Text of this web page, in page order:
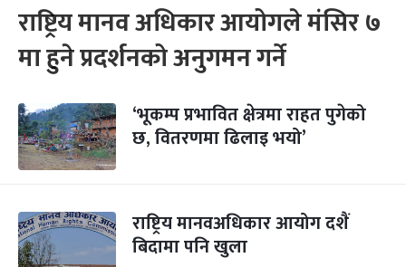
राष्ट्रिय मानव अधिकार आयोगले मंसिर ७
मा हुने प्रदर्शनको अनुगमन गर्ने
‘भूकम्प प्रभावित क्षेत्रमा राहत पुगेको
छ, वितरणमा ढिलाइ भयो’
राष्ट्रिय मानवअधिकार आयोग दशैं
बिदामा पनि खुला